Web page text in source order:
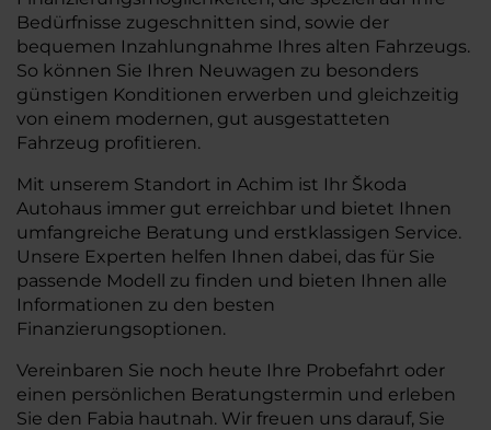
Bedürfnisse zugeschnitten sind, sowie der
bequemen Inzahlungnahme Ihres alten Fahrzeugs.
So können Sie Ihren Neuwagen zu besonders
günstigen Konditionen erwerben und gleichzeitig
von einem modernen, gut ausgestatteten
Fahrzeug profitieren.
Mit unserem Standort in Achim ist Ihr Škoda
Autohaus immer gut erreichbar und bietet Ihnen
umfangreiche Beratung und erstklassigen Service.
Unsere Experten helfen Ihnen dabei, das für Sie
passende Modell zu finden und bieten Ihnen alle
Informationen zu den besten
Finanzierungsoptionen.
Vereinbaren Sie noch heute Ihre Probefahrt oder
einen persönlichen Beratungstermin und erleben
Sie den Fabia hautnah. Wir freuen uns darauf, Sie